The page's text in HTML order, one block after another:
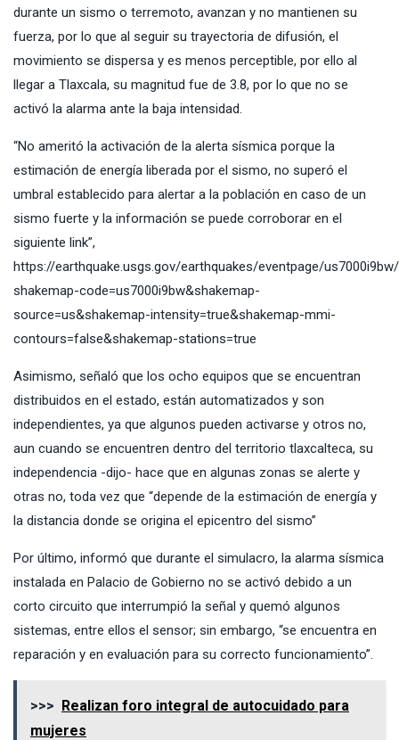
durante un sismo o terremoto, avanzan y no mantienen su
fuerza, por lo que al seguir su trayectoria de difusión, el
movimiento se dispersa y es menos perceptible, por ello al
llegar a Tlaxcala, su magnitud fue de 3.8, por lo que no se
activó la alarma ante la baja intensidad.
“No ameritó la activación de la alerta sísmica porque la
estimación de energía liberada por el sismo, no superó el
umbral establecido para alertar a la población en caso de un
sismo fuerte y la información se puede corroborar en el
siguiente link”,
https://earthquake.usgs.gov/earthquakes/eventpage/
shakemap-code=us7000i9bw&shakemap-
source=us&shakemap-intensity=true&shakemap-mmi-
contours=false&shakemap-stations=true
Asimismo, señaló que los ocho equipos que se encuentran
distribuidos en el estado, están automatizados y son
independientes, ya que algunos pueden activarse y otros no,
aun cuando se encuentren dentro del territorio tlaxcalteca, su
independencia -dijo- hace que en algunas zonas se alerte y
otras no, toda vez que “depende de la estimación de energía y
la distancia donde se origina el epicentro del sismo”
Por último, informó que durante el simulacro, la alarma sísmica
instalada en Palacio de Gobierno no se activó debido a un
corto circuito que interrumpió la señal y quemó algunos
sistemas, entre ellos el sensor; sin embargo, “se encuentra en
reparación y en evaluación para su correcto funcionamiento”.
>>> Realizan foro integral de autocuidado para
mujeres